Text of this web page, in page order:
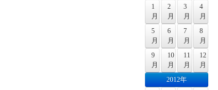
1
月
2
月
3
月
4
月
5
月
6
月
7
月
8
月
9
月
10
月
11
月
12
月
2012年